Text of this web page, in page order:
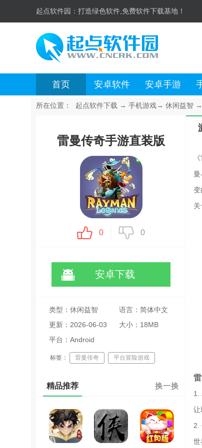
起点软件园： 打造绿色软件,免费软件下载基地！
首页 安卓软件 安卓手游
所在位置： 起点软件下载 → 手机游戏→ 休闲益智 →
雷曼传奇手游直装版
0 0
安卓下载
类型：休闲益智
语言：简体中文
更新：2026-06-03
16:15:11
大小：18MB
平台：Android
标签： 雷曼传奇 平台冒险游戏
精品推荐 换一换
变
1.
让
2.
世